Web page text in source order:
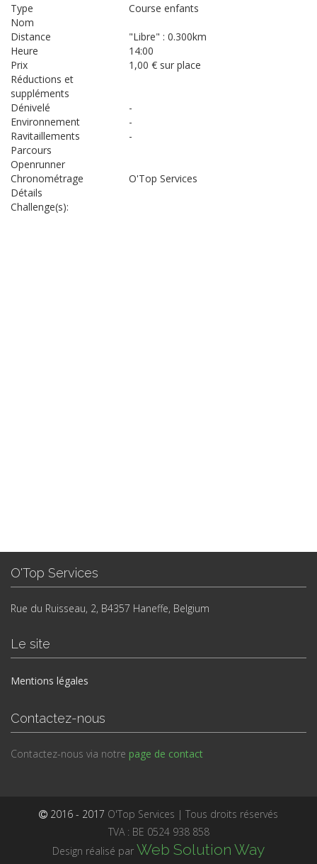
Type
Course enfants
Nom
Distance
"Libre" : 0.300km
Heure
14:00
Prix
1,00 € sur place
Réductions et
suppléments
Dénivelé
-
Environnement
-
Ravitaillements
-
Parcours
Openrunner
Chronométrage
O'Top Services
Détails
Challenge(s):
O'Top Services
Rue du Ruisseau, 2, B4357 Haneffe, Belgium
Le site
Mentions légales
Contactez-nous
Contactez-nous via notre page de contact
2016 - 2017 O'Top Services | Tous droits réservés
TVA : BE 0524 938 858
Design réalisé par Web Solution Way